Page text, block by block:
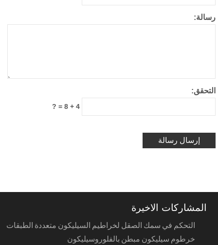
المشاركات الاخيرة
التحكم في سمك الصقل لخراطيم السيليكون متعددة الطبقات
خرطوم سيليكون مبطن بالفلوروسيليكون